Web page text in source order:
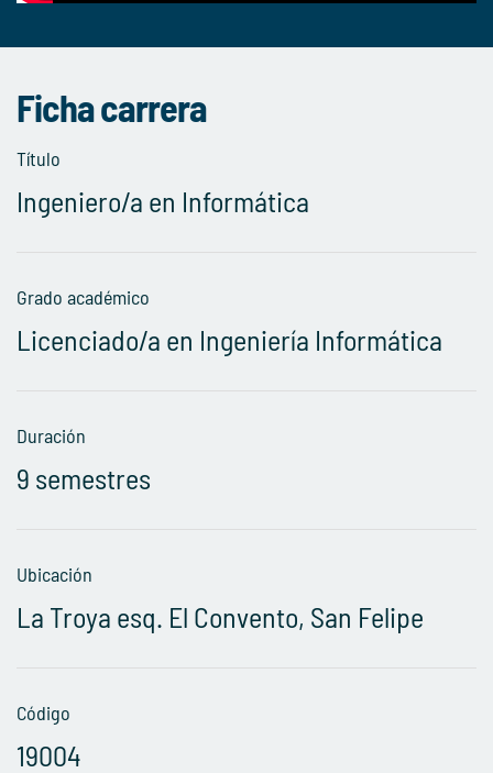
Ficha carrera
Título
Ingeniero/a en Informática
Grado académico
Licenciado/a en Ingeniería Informática
Duración
9 semestres
Ubicación
La Troya esq. El Convento, San Felipe
Código
19004